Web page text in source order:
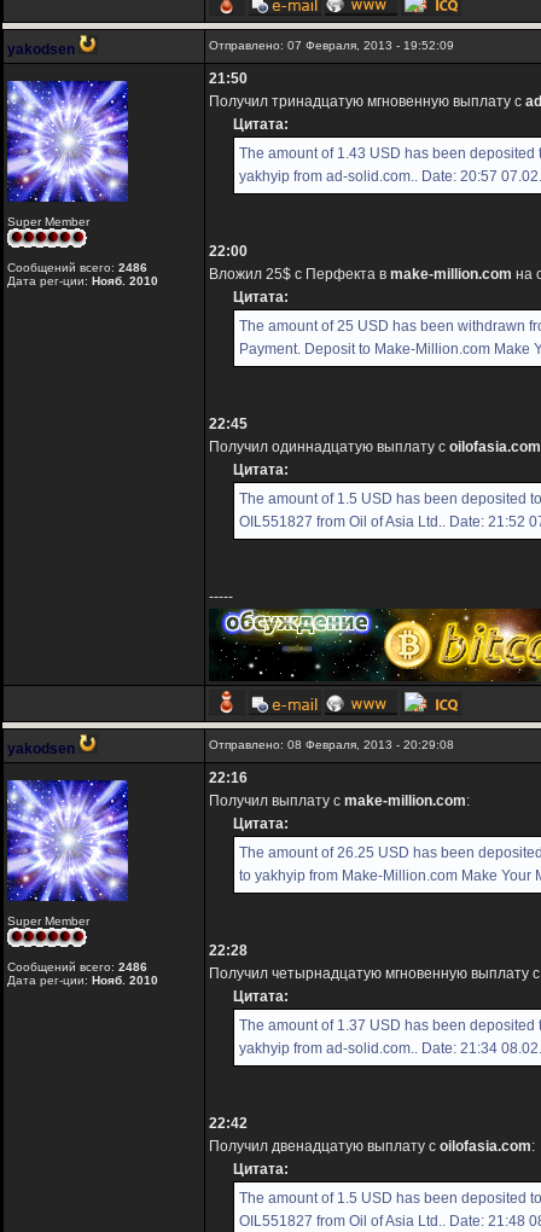
yakodsen Отправлено: 07 Февраля, 2013 - 19:52:09
Super Member
Сообщений всего: 2486
Дата рег-ции: Нояб. 2010
21:50
Получил тринадцатую мгновенную выплату с
Цитата:
The amount of 1.43 USD has been
yakhyip from ad-solid.com.. Date: 20:57
22:00
Вложил 25$ с Перфекта в make-million.com на
Цитата:
The amount of 25 USD has been withdrawn
Payment. Deposit to Make-Million.com Make
22:45
Получил одиннадцатую выплату с oilofasia.com
Цитата:
The amount of 1.5 USD has been deposited
OIL551827 from Oil of Asia Ltd.. Date: 21:52
-----
yakodsen Отправлено: 08 Февраля, 2013 - 20:29:08
Super Member
Сообщений всего: 2486
Дата рег-ции: Нояб. 2010
22:16
Получил выплату с make-million.com:
Цитата:
The amount of 26.25 USD has been
to yakhyip from Make-Million.com Make
22:28
Получил четырнадцатую мгновенную выплату
Цитата:
The amount of 1.37 USD has been
yakhyip from ad-solid.com.. Date: 21:34
22:42
Получил двенадцатую выплату с oilofasia.com:
Цитата:
The amount of 1.5 USD has been deposited
OIL551827 from Oil of Asia Ltd.. Date: 21:48